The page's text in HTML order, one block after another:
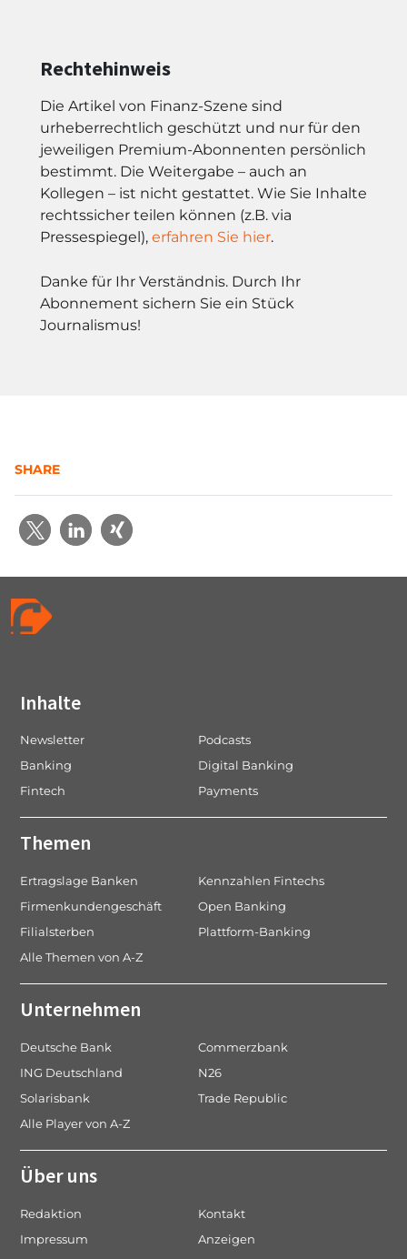
Rechtehinweis
Die Artikel von Finanz-Szene sind
urheberrechtlich geschützt und nur für den
jeweiligen Premium-Abonnenten persönlich
bestimmt. Die Weitergabe – auch an
Kollegen – ist nicht gestattet. Wie Sie Inhalte
rechtssicher teilen können (z.B. via
Pressespiegel), erfahren Sie hier.
Danke für Ihr Verständnis. Durch Ihr
Abonnement sichern Sie ein Stück
Journalismus!
SHARE
Inhalte
Newsletter
Podcasts
Banking
Digital Banking
Fintech
Payments
Themen
Ertragslage Banken
Kennzahlen Fintechs
Firmenkundengeschäft
Open Banking
Filialsterben
Plattform-Banking
Alle Themen von A-Z
Unternehmen
Deutsche Bank
Commerzbank
ING Deutschland
N26
Solarisbank
Trade Republic
Alle Player von A-Z
Über uns
Redaktion
Kontakt
Impressum
Anzeigen